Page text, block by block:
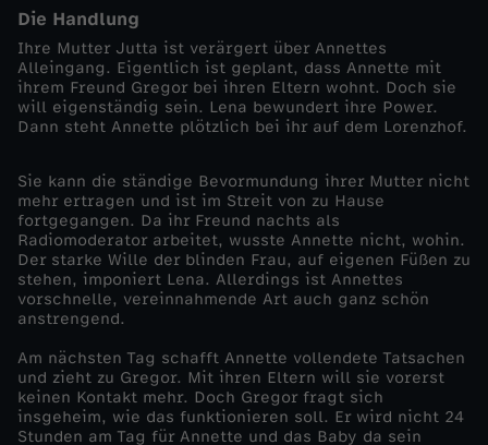
g
e
n
a
l
l
e
Z
Die Handlung
Ihre Mutter Jutta ist verärgert über Annettes
Alleingang. Eigentlich ist geplant, dass Annette mit
ihrem Freund Gregor bei ihren Eltern wohnt. Doch sie
will eigenständig sein. Lena bewundert ihre Power.
Dann steht Annette plötzlich bei ihr auf dem Lorenzhof.
Sie kann die ständige Bevormundung ihrer Mutter nicht
mehr ertragen und ist im Streit von zu Hause
fortgegangen. Da ihr Freund nachts als
Radiomoderator arbeitet, wusste Annette nicht, wohin.
Der starke Wille der blinden Frau, auf eigenen Füßen zu
stehen, imponiert Lena. Allerdings ist Annettes
vorschnelle, vereinnahmende Art auch ganz schön
anstrengend.
Am nächsten Tag schafft Annette vollendete Tatsachen
und zieht zu Gregor. Mit ihren Eltern will sie vorerst
keinen Kontakt mehr. Doch Gregor fragt sich
insgeheim, wie das funktionieren soll. Er wird nicht 24
Stunden am Tag für Annette und das Baby da sein